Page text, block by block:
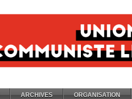
ARCHIVES ORGANISATION